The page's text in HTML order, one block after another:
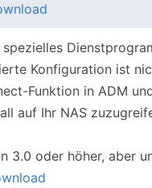
Konfiguration ist
Funktion in ADM
auf Ihr NAS
3.0 oder höher, aber